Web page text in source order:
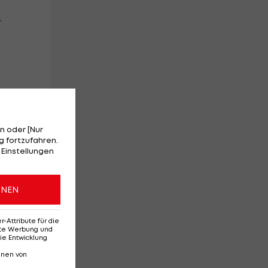
oder [Nur
fortzufahren.
Attribute für die
Werbung und
Entwicklung
von